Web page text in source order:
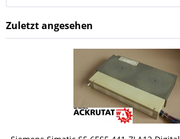
Zuletzt angesehen